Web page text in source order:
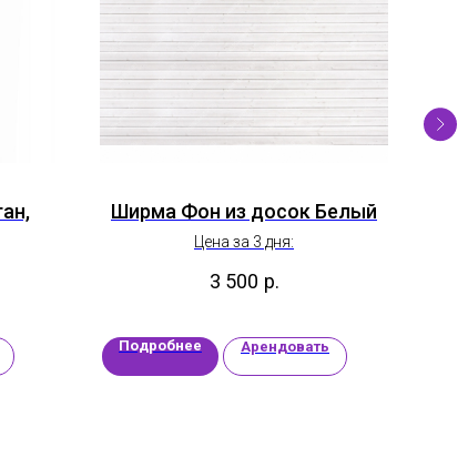
Ширма Фон из досок Белый
Цена за 3 дня:
3 500 р.
Подробнее Арендовать